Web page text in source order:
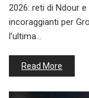
2026: reti di Ndour
incoraggianti per
l’ultima…
Read More